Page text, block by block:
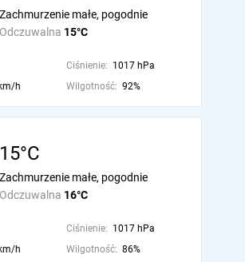
Odczuwalna 15°C
Zachmurzenie małe, pogodnie
Ciśnienie: 1017 hPa
h Wilgotność: 92%
15°C
Odczuwalna 16°C
Zachmurzenie małe, pogodnie
Ciśnienie: 1017 hPa
h Wilgotność: 86%